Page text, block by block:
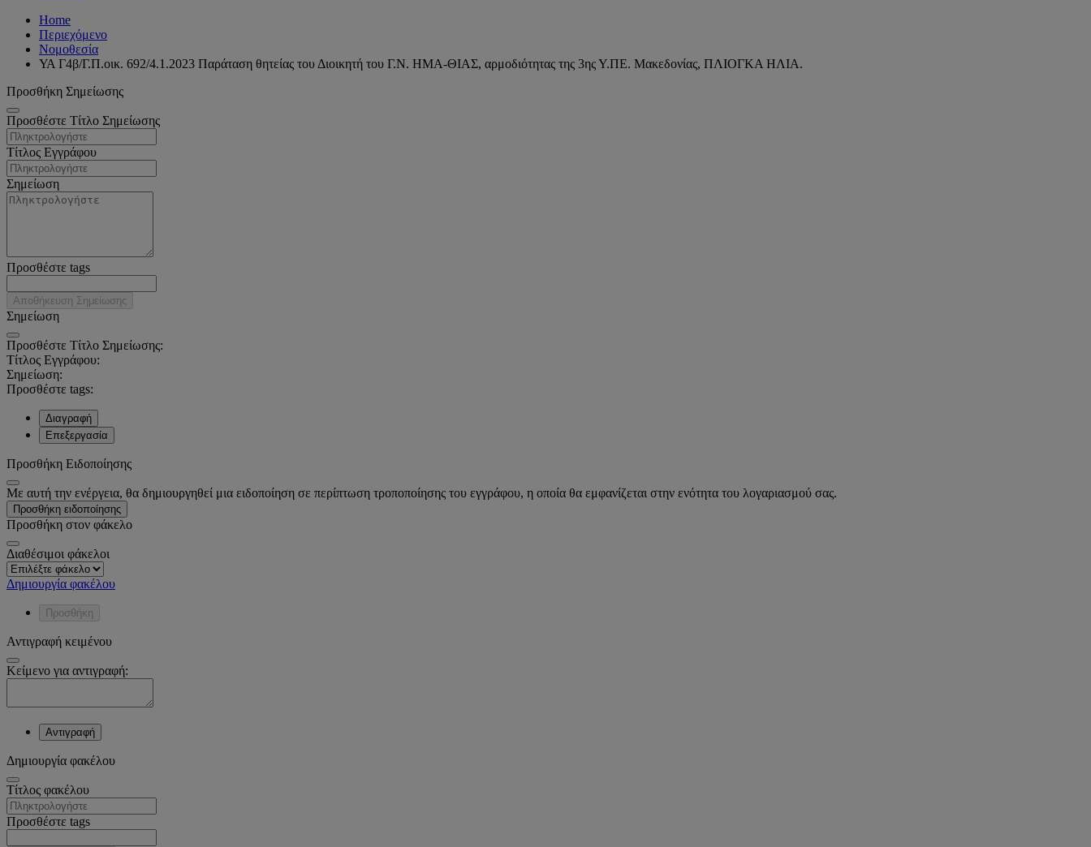
Home
Περιεχόμενο
Νομοθεσία
ΥΑ Γ4β/Γ.Π.οικ. 692/4.1.2023 Παράταση θητείας του Διοικητή του Γ.Ν. ΗΜΑ-ΘΙΑΣ, αρμοδιότητας της 3ης Υ.ΠΕ. Μακεδονίας, ΠΛΙΟΓΚΑ ΗΛΙΑ.
Προσθήκη Σημείωσης
Προσθέστε Τίτλο Σημείωσης
Τίτλος Εγγράφου
Σημείωση
Προσθέστε tags
Αποθήκευση Σημείωσης
Σημείωση
Προσθέστε Τίτλο Σημείωσης:
Τίτλος Εγγράφου:
Σημείωση:
Προσθέστε tags:
Διαγραφή
Επεξεργασία
Προσθήκη Ειδοποίησης
Με αυτή την ενέργεια, θα δημιουργηθεί μια ειδοποίηση σε περίπτωση τροποποίησης του εγγράφου, η οποία θα εμφανίζεται στην ενότητα του λογαριασμού σας.
Προσθήκη ειδοποίησης
Προσθήκη στον φάκελο
Διαθέσιμοι φάκελοι
Δημιουργία φακέλου
Προσθήκη
Αντιγραφή κειμένου
Κείμενο για αντιγραφή:
Αντιγραφή
Δημιουργία φακέλου
Tίτλος φακέλου
Προσθέστε tags